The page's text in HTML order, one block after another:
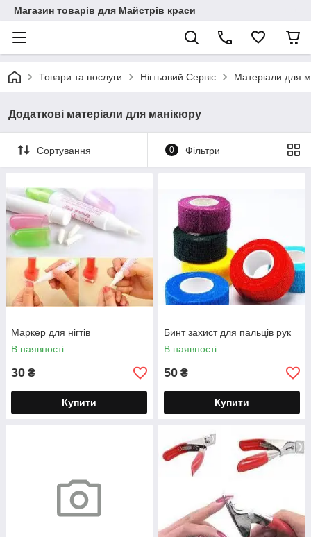
Магазин товарів для Майстрів краси
Товари та послуги Нігтьовий Сервіс Матеріали для
Додаткові матеріали для манікюру
Сортування 0 Фільтри
Маркер для нігтів
В наявності
30 ₴
Купити
Бинт захист для пальців рук
В наявності
50 ₴
Купити